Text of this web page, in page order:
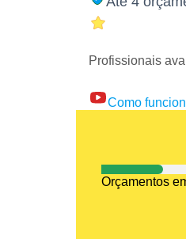
Profissionais
Como
Orçamentos